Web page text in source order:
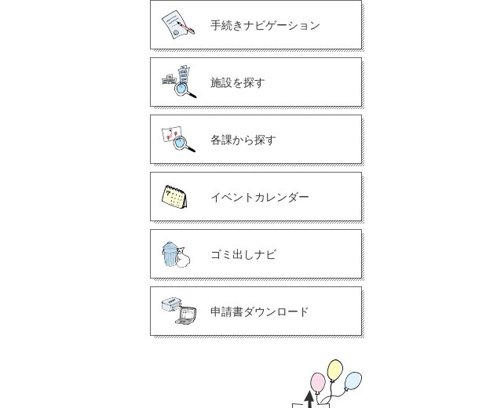
手続きナビゲーション
施設を探す
各課から探す
イベントカレンダー
ゴミ出しナビ
申請書ダウンロード